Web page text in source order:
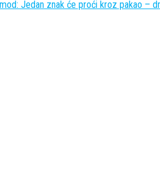
Jedan znak će proći kroz pakao –